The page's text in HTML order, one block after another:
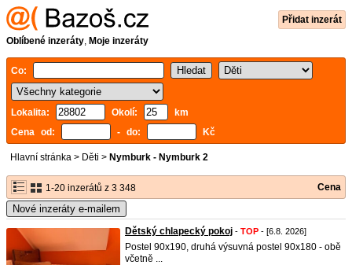
Přidat inzerát
Oblíbené inzeráty, Moje inzeráty
Co:
Lokalita: Okolí:
km
Cena od:
- do: Kč
Hlavní stránka > Děti > Nymburk - Nymburk 2
1-20 inzerátů z 3 348 Cena
Nové inzeráty e-mailem
Dětský chlapecký pokoj - TOP - [6.8. 2026]
Postel 90x190, druhá výsuvná postel 90x180 - obě
včetně ...